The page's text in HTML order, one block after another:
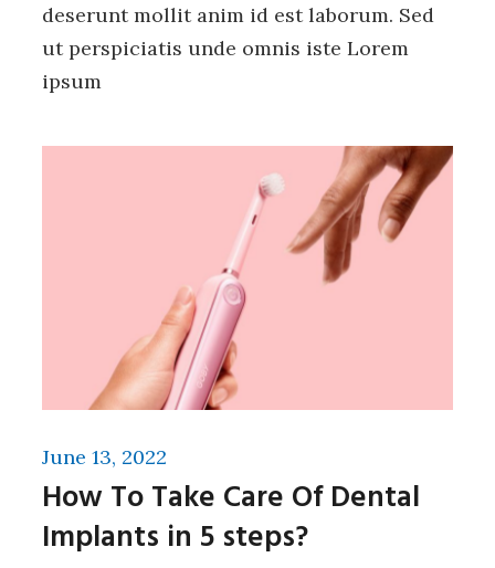
deserunt mollit anim id est laborum. Sed
ut perspiciatis unde omnis iste Lorem
ipsum
June 13, 2022
How To Take Care Of Dental
Implants in 5 steps?